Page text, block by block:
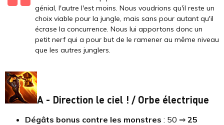
génial, l'autre l'est moins. Nous voudrions qu'il reste un
choix viable pour la jungle, mais sans pour autant qu'il
écrase la concurrence. Nous lui apportons donc un
petit nerf qui a pour but de le ramener au même niveau
que les autres junglers.
A - Direction le ciel ! / Orbe électrique
Dégâts bonus contre les monstres : 50 ⇒ 25